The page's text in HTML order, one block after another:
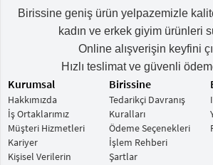
Birissine geniş ürün yelpazemizle
kadın ve erkek giyim ürünleri
Online alışverişin keyfini
Hızlı teslimat ve güvenli
Kurumsal
Hakkımızda
İş Ortaklarımız
Müşteri Hizmetleri
Kariyer
Kişisel Verilerin
Birissine
Tedarikçi Davranış
Kuralları
Ödeme Seçenekleri
İşlem Rehberi
Şartlar